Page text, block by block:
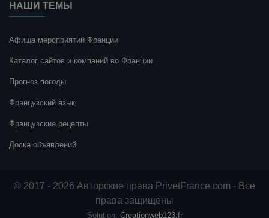
НАШИ ТЕМЫ
Афиша мероприятий Франции
Каталог сайтов и компаний во Франции
Прогноз погоды
Французский язык
Французские рецепты
Доска объявлений
© 2017 - 2026 Авторские права PrivetFrance.com - Все
права защищены
Solution: Creationweb123.fr